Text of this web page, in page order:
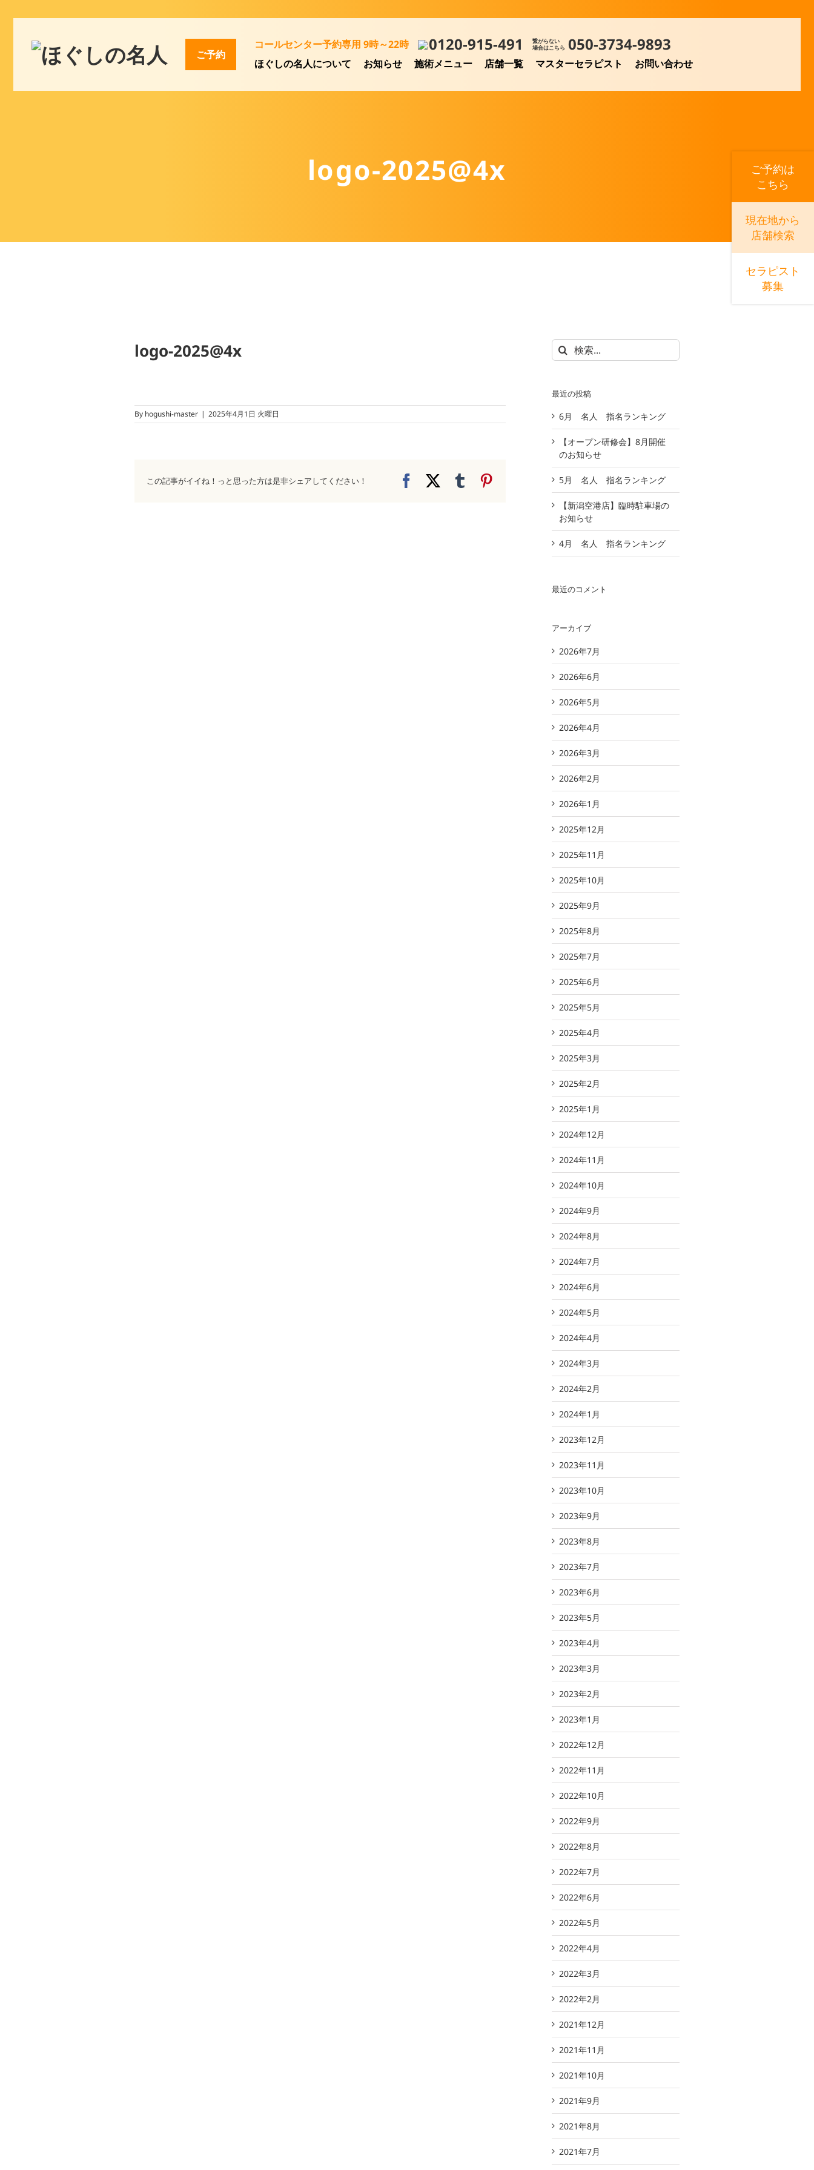
ご予約
コールセンター予約専用 9時～22時 0120-915-491
繋がらない
場合はこちら 050-3734-9893
ほぐしの名人について お知らせ 施術メニュー 店舗一覧 マスターセラピスト お問い合わせ
logo-2025@4x
logo-2025@4x
By hogushi-master | 2025年4月1日 火曜日
この記事がイイね！っと思った方は是非シェアしてください！ Facebook Tumblr
検
索
最近の投稿
6月 名人 指名ランキング
【オープン研修会】8月開催
のお知らせ
5月 名人 指名ランキング
【新潟空港店】臨時駐車場の
お知らせ
4月 名人 指名ランキング
最近のコメント
アーカイブ
2026年7月
2026年6月
2026年5月
2026年4月
2026年3月
2026年2月
2026年1月
2025年12月
2025年11月
2025年10月
2025年9月
2025年8月
2025年7月
2025年6月
2025年5月
2025年4月
2025年3月
2025年2月
2025年1月
2024年12月
2024年11月
2024年10月
2024年9月
2024年8月
2024年7月
2024年6月
2024年5月
2024年4月
2024年3月
2024年2月
2024年1月
2023年12月
2023年11月
2023年10月
2023年9月
2023年8月
2023年7月
2023年6月
2023年5月
2023年4月
2023年3月
2023年2月
2023年1月
2022年12月
2022年11月
2022年10月
2022年9月
2022年8月
2022年7月
2022年6月
2022年5月
2022年4月
2022年3月
2022年2月
2021年12月
2021年11月
2021年10月
2021年9月
2021年8月
2021年7月
ご予約は
こちら
現在地から
店舗検索
セラピスト
募集